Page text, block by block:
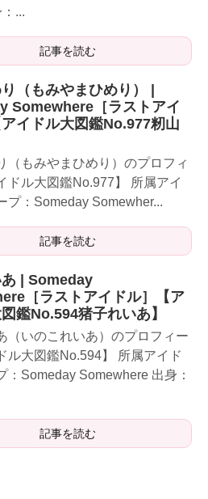
...
記事を読む
（もみやまひめり） |
Somewhere［ラストアイ
アイドル大図鑑No.977籾山
（もみやまひめり）のプロフィ
ドル大図鑑No.977】 所属アイ
プ：Someday Somewher...
記事を読む
| Someday
［ラストアイドル］【ア
鑑No.594猪子れいあ】
（いのこれいあ）のプロフィー
ル大図鑑No.594】 所属アイド
：Someday Somewhere 出身：
記事を読む